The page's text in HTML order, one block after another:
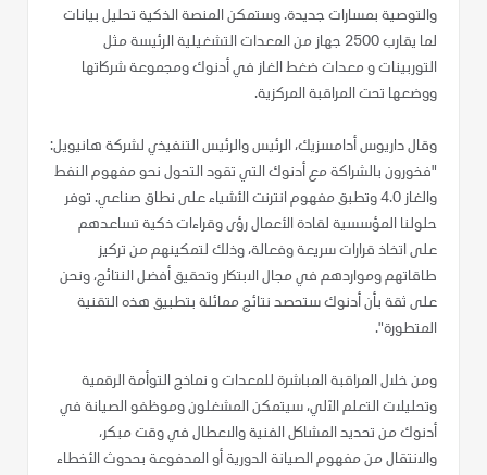
والتوصية بمسارات جديدة. وستمكن المنصة الذكية تحليل بيانات
لما يقارب 2500 جهاز من المعدات التشغيلية الرئيسة مثل
التوربينات و معدات ضغط الغاز في أدنوك ومجموعة شركاتها
ووضعها تحت المراقبة المركزية.
وقال داريوس أدامسزيك، الرئيس والرئيس التنفيذي لشركة هانيويل:
"فخورون بالشراكة مع أدنوك التي تقود التحول نحو مفهوم النفط
والغاز 4.0 وتطبق مفهوم انترنت الأشياء على نطاق صناعي. توفر
حلولنا المؤسسية لقادة الأعمال رؤى وقراءات ذكية تساعدهم
على اتخاذ قرارات سريعة وفعالة، وذلك لتمكينهم من تركيز
طاقاتهم ومواردهم في مجال الابتكار وتحقيق أفضل النتائج، ونحن
على ثقة بأن أدنوك ستحصد نتائج ممائلة بتطبيق هذه التقنية
المتطورة".
ومن خلال المراقبة المباشرة للمعدات و نماذج التوأمة الرقمية
وتحليلات التعلم الآلي، سيتمكن المشغلون وموظفو الصيانة في
أدنوك من تحديد المشاكل الفنية والاعطال في وقت مبكر،
والانتقال من مفهوم الصيانة الدورية أو المدفوعة بحدوث الأخطاء